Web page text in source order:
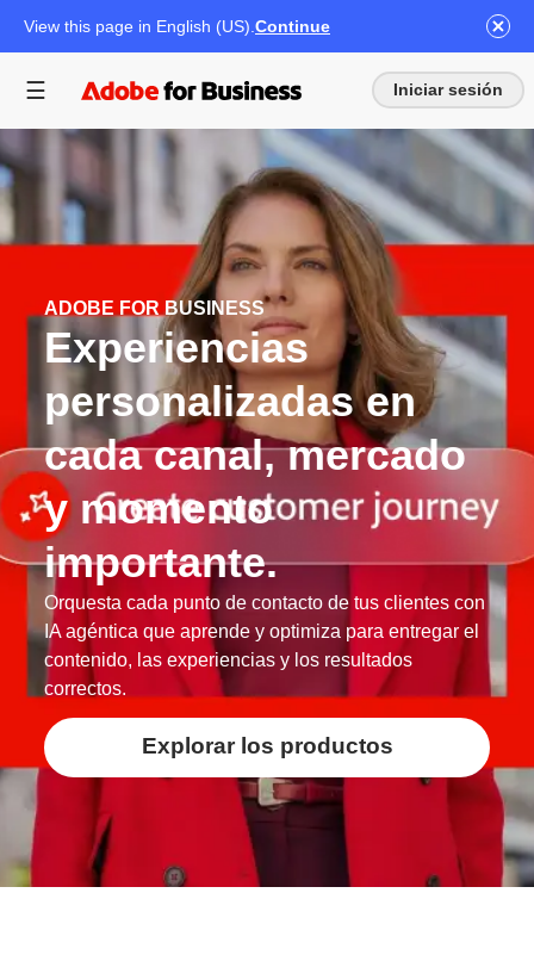
View this page in English (US). Continue
Iniciar sesión
ADOBE FOR BUSINESS
Experiencias
personalizadas en
cada canal, mercado
y momento
importante.
Orquesta cada punto de contacto de tus clientes con
IA agéntica que aprende y optimiza para entregar el
contenido, las experiencias y los resultados
correctos.
Explorar los productos